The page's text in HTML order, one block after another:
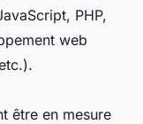
PHP,
web
être en mesure